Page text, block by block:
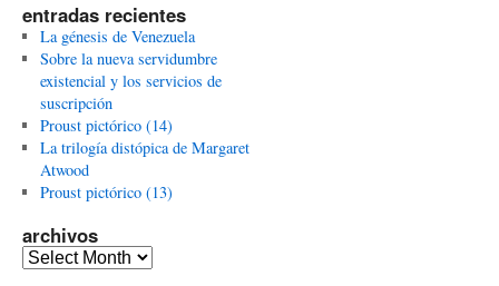
entradas recientes
La génesis de Venezuela
Sobre la nueva servidumbre
existencial y los servicios de
suscripción
Proust pictórico (14)
La trilogía distópica de Margaret
Atwood
Proust pictórico (13)
archivos
archivos